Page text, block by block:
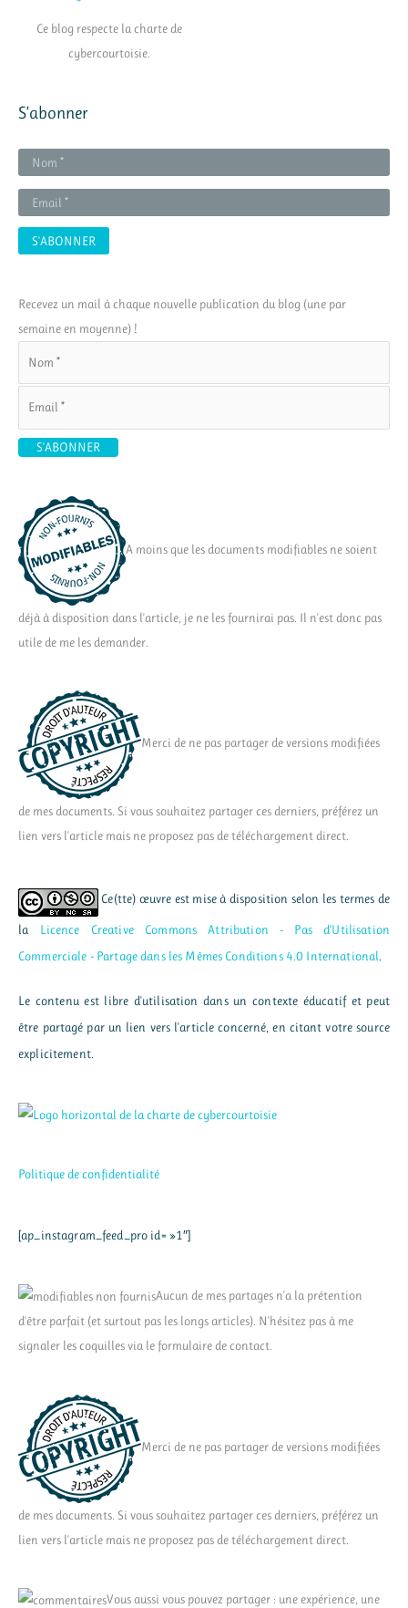
Ce blog respecte la charte de
cybercourtoisie.
S’abonner
Recevez un mail à chaque nouvelle publication du blog (une par
semaine en moyenne) !
A moins que les documents modifiables ne soient
déjà à disposition dans l'article, je ne les fournirai pas. Il n'est donc pas
utile de me les demander.
Merci de ne pas partager de versions modifiées
de mes documents. Si vous souhaitez partager ces derniers, préférez un
lien vers l'article mais ne proposez pas de téléchargement direct.
Ce(tte) œuvre est mise à disposition selon les termes de
la Licence Creative Commons Attribution - Pas d’Utilisation
Commerciale - Partage dans les Mêmes Conditions 4.0 International
Le contenu est libre d'utilisation dans un contexte éducatif et peut
être partagé par un lien vers l'article concerné, en citant votre source
explicitement.
Politique de confidentialité
[ap_instagram_feed_pro id= »1″]
Aucun de mes partages n'a la prétention
d'être parfait (et surtout pas les longs articles). N'hésitez pas à me
signaler les coquilles via le formulaire de contact.
Merci de ne pas partager de versions modifiées
de mes documents. Si vous souhaitez partager ces derniers, préférez un
lien vers l'article mais ne proposez pas de téléchargement direct.
Vous aussi vous pouvez partager : une expérience, une